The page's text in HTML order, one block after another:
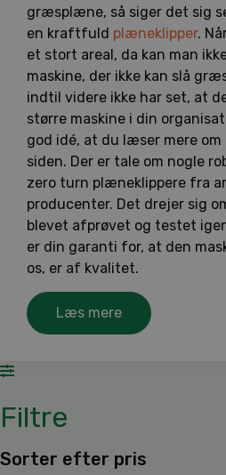
græsplæne, så siger det sig
en kraftfuld plæneklipper.
et stort areal, da kan man
maskine, der ikke kan slå
indtil videre ikke har set, at
større maskine i din
god idé, at du læser mere om
siden. Der er tale om nogle
zero turn plæneklippere fra
producenter. Det drejer sig
blevet afprøvet og testet
er din garanti for, at den
os, er af kvalitet.
Læs mere
Filtre
Sorter efter pris